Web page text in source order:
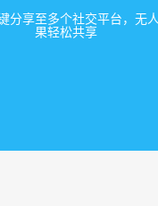
分享至多个社交平台，无
果轻松共享